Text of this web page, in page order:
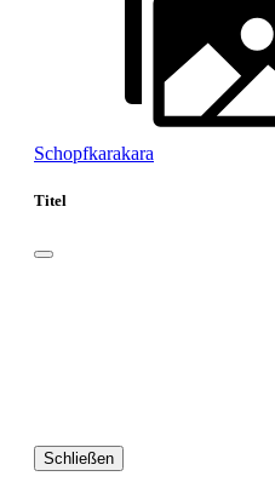
Schopfkarakara
Titel
Schließen